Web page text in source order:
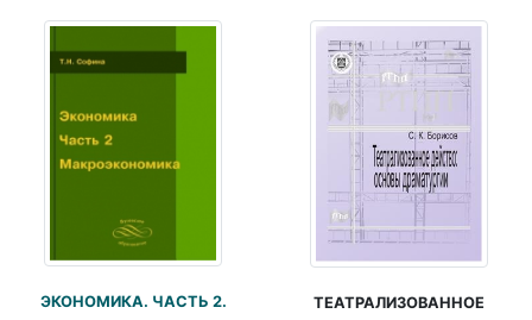
ЭКОНОМИКА. ЧАСТЬ 2.
ТЕАТРАЛИЗОВАННОЕ